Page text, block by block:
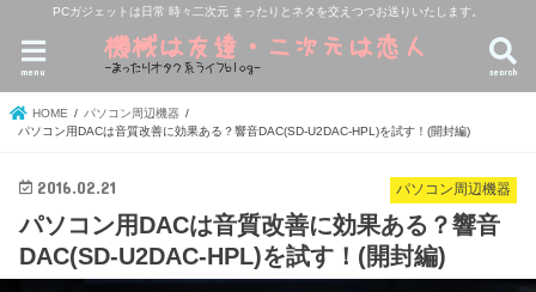
PCガジェットは日常 時々二次元 まったりとネタを交えつつお送りいたします。
search
menu
HOME
パソコン周辺機器
パソコン用DACは音質改善に効果ある？響音DAC(SD-U2DAC-HPL)を試す！(開封編)
パソコン周辺機器
2016.02.21
パソコン用DACは音質改善に効果ある？響音
DAC(SD-U2DAC-HPL)を試す！(開封編)